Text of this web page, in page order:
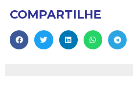
COMPARTILHE